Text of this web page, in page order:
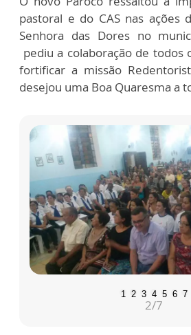
pastoral e do CAS nas ações
Senhora das Dores no
pediu a colaboração de todos
fortificar a missão
desejou uma Boa Quaresma a
1 2 3 4 5 6 7
2/7